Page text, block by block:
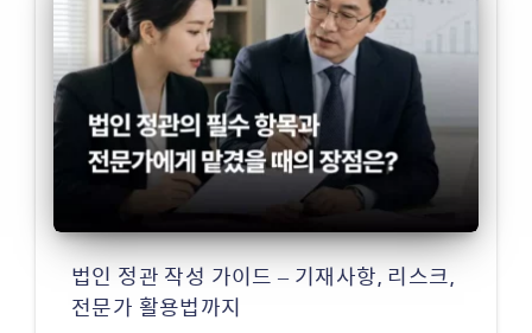
법인 정관 작성 가이드 – 기재사항, 리스크,
전문가 활용법까지